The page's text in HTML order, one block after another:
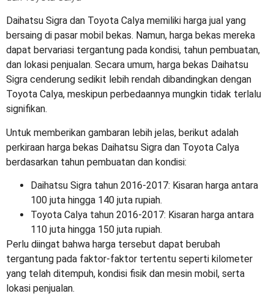
Daihatsu Sigra dan Toyota Calya memiliki harga jual yang
bersaing di pasar mobil bekas. Namun, harga bekas mereka
dapat bervariasi tergantung pada kondisi, tahun pembuatan,
dan lokasi penjualan. Secara umum, harga bekas Daihatsu
Sigra cenderung sedikit lebih rendah dibandingkan dengan
Toyota Calya, meskipun perbedaannya mungkin tidak terlalu
signifikan.
Untuk memberikan gambaran lebih jelas, berikut adalah
perkiraan harga bekas Daihatsu Sigra dan Toyota Calya
berdasarkan tahun pembuatan dan kondisi:
Daihatsu Sigra tahun 2016-2017: Kisaran harga antara
100 juta hingga 140 juta rupiah.
Toyota Calya tahun 2016-2017: Kisaran harga antara
110 juta hingga 150 juta rupiah.
Perlu diingat bahwa harga tersebut dapat berubah
tergantung pada faktor-faktor tertentu seperti kilometer
yang telah ditempuh, kondisi fisik dan mesin mobil, serta
lokasi penjualan.